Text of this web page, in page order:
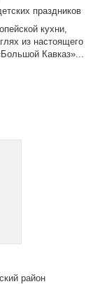
праздников
кухни,
из настоящего
Кавказ»...
район